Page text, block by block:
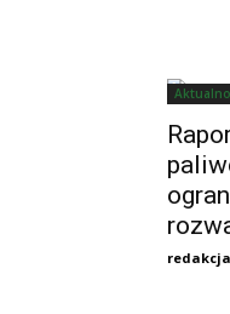
redakcja